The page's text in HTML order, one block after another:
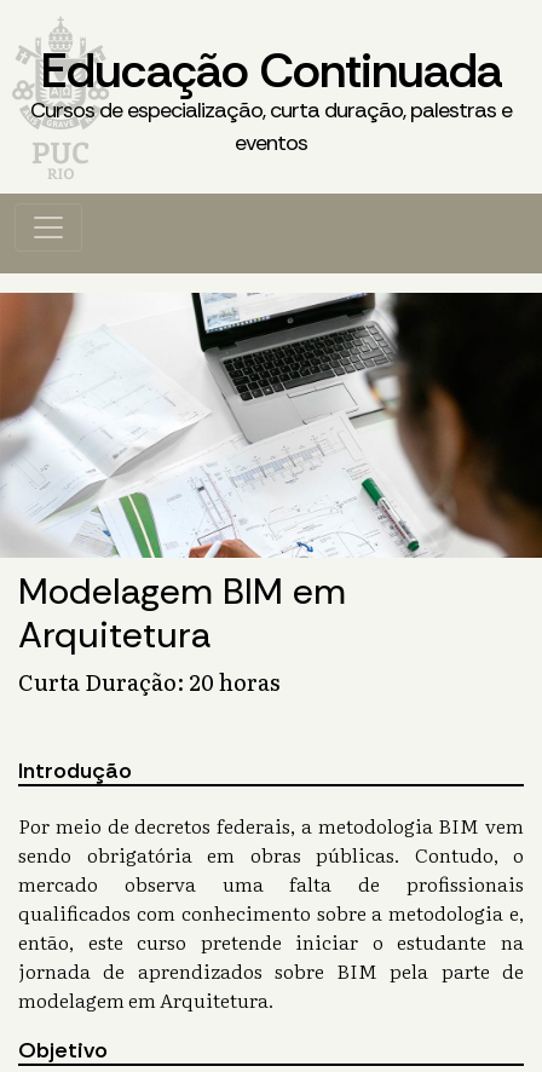
Educação Continuada
Cursos de especialização, curta duração, palestras e
eventos
Modelagem BIM em
Arquitetura
Curta Duração: 20 horas
Introdução
Por meio de decretos federais, a metodologia BIM vem
sendo obrigatória em obras públicas. Contudo, o
mercado observa uma falta de profissionais
qualificados com conhecimento sobre a metodologia e,
então, este curso pretende iniciar o estudante na
jornada de aprendizados sobre BIM pela parte de
modelagem em Arquitetura.
Objetivo